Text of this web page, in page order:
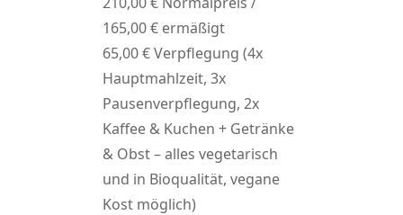
165,00 € ermäßigt
65,00 € Verpflegung (4x
Hauptmahlzeit, 3x
Pausenverpflegung, 2x
Kaffee & Kuchen + Getränke
& Obst – alles vegetarisch
und in Bioqualität, vegane
Kost möglich)